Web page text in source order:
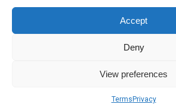
Accept
Deny
View preferences
Terms Privacy
Sobre nosotros Términos